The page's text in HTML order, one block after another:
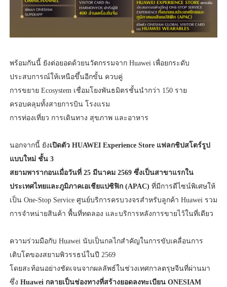
พร้อมกันนี้ ยังต่อยอดด้วยนวัตกรรมจาก Huawei เพื่อยกระดับ
ประสบการณ์ให้เหนือขึ้นอีกขั้น ควบคู่
การขยาย Ecosystem เชื่อมโยงพันธมิตรชั้นนำกว่า 150 ราย
ครอบคลุมทั้งสายการบิน โรงแรม
การท่องเที่ยว การเดินทาง สุขภาพ และอาหาร
นอกจากนี้ ยังเปิดตัว HUAWEI Experience Store แฟลกชิปสโตร์รูป
แบบใหม่ ชั้น 3
สยามพารากอนเมื่อวันที่ 25 มีนาคม 2569 ซึ่งเป็นสาขาแรกใน
ประเทศไทยและภูมิภาคเอเชียแปซิฟิก (APAC) ที่มีการดีไซน์พิเศษให้
เป็น One-Stop Service ศูนย์บริการครบวงจรสำหรับลูกค้า Huawei รวม
การจำหน่ายสินค้า พื้นที่ทดลอง และบริการหลังการขายไว้ในที่เดียว
ความร่วมมือกับ Huawei นับเป็นกลไกสำคัญในการขับเคลื่อนการ
เติบโตของสยามพิวรรธน์ในปี 2569
โดยสะท้อนอย่างชัดเจนจากผลลัพธ์ในช่วงเทศกาลตรุษจีนที่ผ่านมา
ซึ่ง Huawei กลายเป็นช่องทางที่สร้างยอดลงทะเบียน ONESIAM